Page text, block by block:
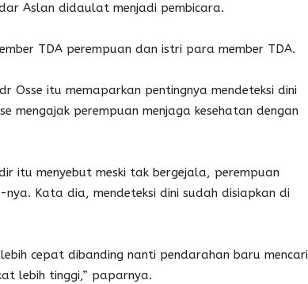
Aslan didaulat menjadi pembicara.
TDA perempuan dan istri para member TDA.
Osse itu memaparkan pentingnya mendeteksi dini
mengajak perempuan menjaga kesehatan dengan
itu menyebut meski tak bergejala, perempuan
nya. Kata dia, mendeteksi dini sudah disiapkan di
cepat dibanding nanti pendarahan baru mencari
lebih tinggi,” paparnya.